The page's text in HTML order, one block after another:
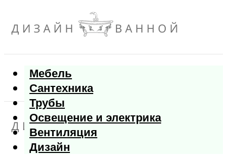
Мебель
Сантехника
Трубы
Освещение и электрика
Вентиляция
Дизайн